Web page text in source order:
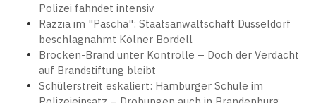
Polizei fahndet intensiv
Razzia im "Pascha": Staatsanwaltschaft Düsseldorf
beschlagnahmt Kölner Bordell
Brocken-Brand unter Kontrolle – Doch der Verdacht
auf Brandstiftung bleibt
Schülerstreit eskaliert: Hamburger Schule im